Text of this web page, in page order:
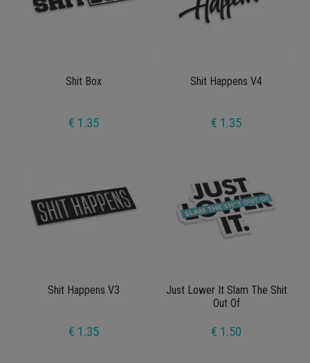
Shit Box
€ 1.35
Shit Happens V4
€ 1.35
Shit Happens V3
€ 1.35
Just Lower It Slam The Shit
Out Of
€ 1.50